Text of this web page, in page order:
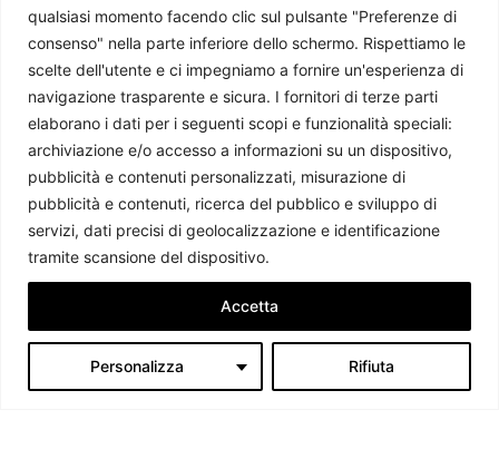
qualsiasi momento facendo clic sul pulsante "Preferenze di
consenso" nella parte inferiore dello schermo. Rispettiamo le
scelte dell'utente e ci impegniamo a fornire un'esperienza di
navigazione trasparente e sicura. I fornitori di terze parti
elaborano i dati per i seguenti scopi e funzionalità speciali:
archiviazione e/o accesso a informazioni su un dispositivo,
pubblicità e contenuti personalizzati, misurazione di
pubblicità e contenuti, ricerca del pubblico e sviluppo di
servizi, dati precisi di geolocalizzazione e identificazione
tramite scansione del dispositivo.
Personalizza Rifiuta
Accetta
The art of raw deal
Emiliano Battisti 19 Giugno 2026